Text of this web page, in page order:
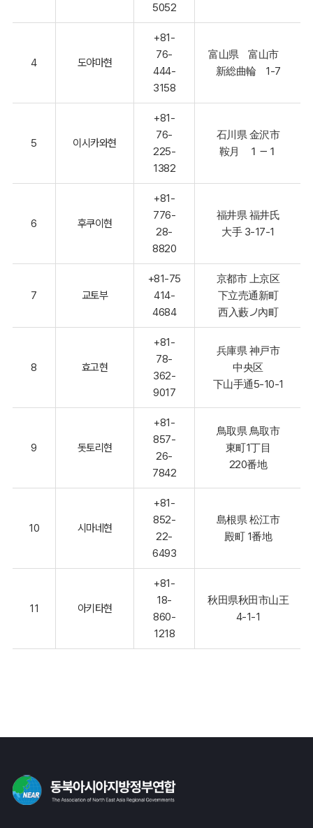
5052
4 도야마현
+81-
76-
444-
3158
富山県 富山市
新総曲輪 1-7
5 이시카와현
+81-
76-
225-
1382
石川県 金沢市
鞍月 １－１
6 후쿠이현
+81-
776-
28-
8820
福井県 福井氏
大手 3-17-1
7 교토부
+81-75
414-
4684
京都市 上京区
下立売通新町
西入藪ノ內町
8 효고현
+81-
78-
362-
9017
兵庫県 神戸市
中央区
下山手通5-10-1
9 돗토리현
+81-
857-
26-
7842
鳥取県 鳥取市
東町1丁目
220番地
10 시마네현
+81-
852-
22-
6493
島根県 松江市
殿町 1番地
11 아키타현
+81-
18-
860-
1218
秋田県秋田市山王
4-1-1